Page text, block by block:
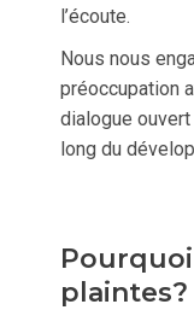
l’écoute.
Nous nous
préoccupation
dialogue
long du
plaintes?